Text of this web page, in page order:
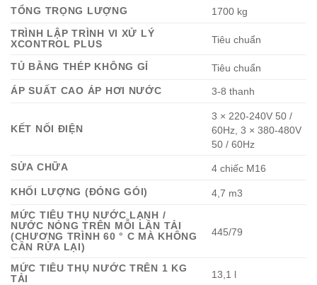
TỔNG TRỌNG LƯỢNG
1700 kg
TRÌNH LẬP TRÌNH VI XỬ LÝ
XCONTROL PLUS
Tiêu chuẩn
TỦ BẰNG THÉP KHÔNG GỈ Tiêu chuẩn
ÁP SUẤT CAO ÁP HƠI NƯỚC 3-8 thanh
KẾT NỐI ĐIỆN
3 × 220-240V 50 /
60Hz, 3 × 380-480V
50 / 60Hz
SỬA CHỮA 4 chiếc M16
KHỐI LƯỢNG (ĐÓNG GÓI)
4,7 m3
MỨC TIÊU THỤ NƯỚC LẠNH /
NƯỚC NÓNG TRÊN MỖI LẦN TẢI
(CHƯƠNG TRÌNH 60 ° C MÀ KHÔNG
CẦN RỬA LẠI)
445/79
MỨC TIÊU THỤ NƯỚC TRÊN 1 KG
TẢI
13,1 l